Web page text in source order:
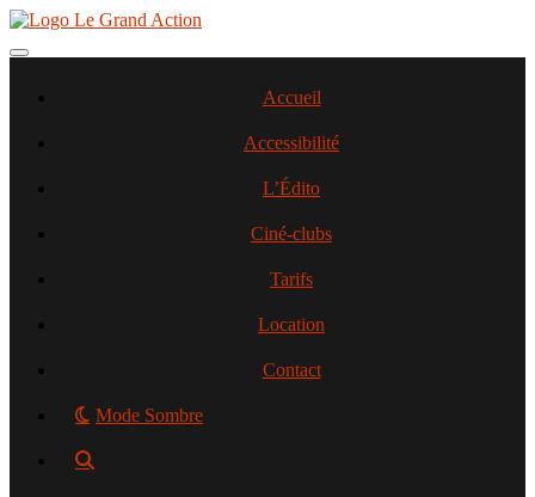
Aller
contenu
Toggle navigation
Accueil
Accessibilité
L’Édito
Ciné-clubs
Tarifs
Location
Contact
Mode Sombre